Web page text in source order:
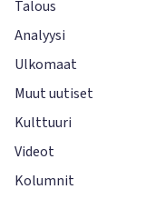
Talous
Analyysi
Ulkomaat
Muut uutiset
Kulttuuri
Videot
Kolumnit